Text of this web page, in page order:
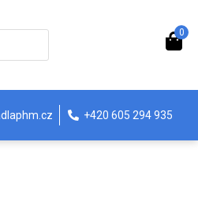
0
+420 605 294 935